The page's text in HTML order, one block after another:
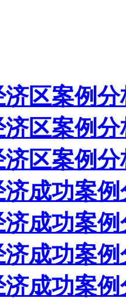
济区案例
济区案例
济区案例
济成功案
济成功案
济成功案
济成功案